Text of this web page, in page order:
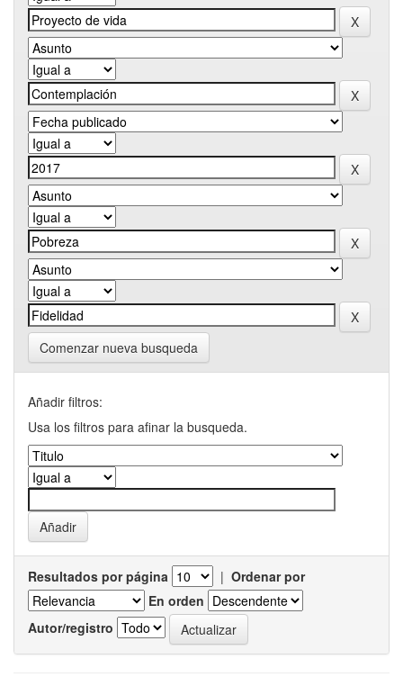
Comenzar nueva busqueda
Añadir filtros:
Usa los filtros para afinar la busqueda.
Resultados por página | Ordenar por
En orden
Autor/registro